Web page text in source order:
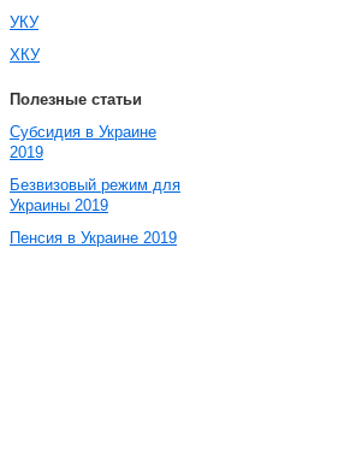
УКУ
ХКУ
Полезные статьи
Субсидия в Украине
2019
Безвизовый режим для
Украины 2019
Пенсия в Украине 2019